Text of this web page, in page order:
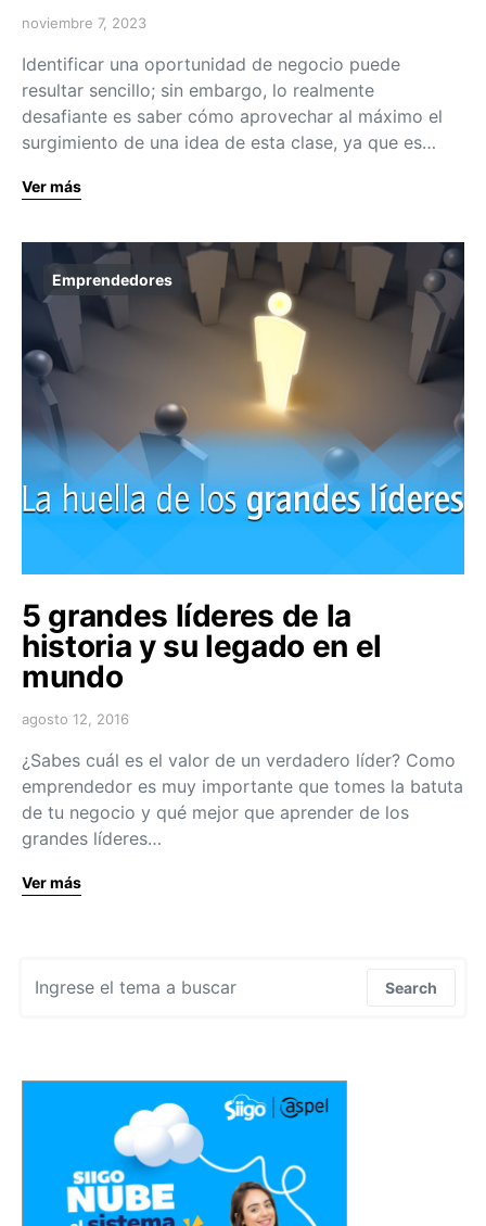
noviembre 7, 2023
Identificar una oportunidad de negocio puede
resultar sencillo; sin embargo, lo realmente
desafiante es saber cómo aprovechar al máximo el
surgimiento de una idea de esta clase, ya que es…
Ver más
Emprendedores
5 grandes líderes de la
historia y su legado en el
mundo
agosto 12, 2016
¿Sabes cuál es el valor de un verdadero líder? Como
emprendedor es muy importante que tomes la batuta
de tu negocio y qué mejor que aprender de los
grandes líderes…
Ver más
Search